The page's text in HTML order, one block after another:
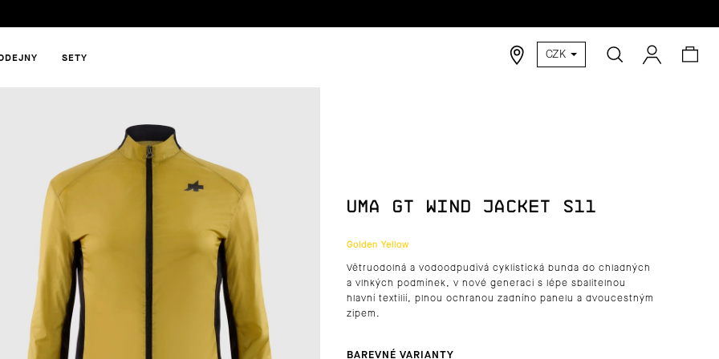
SETY CZK Hledat
UMA GT WIND JACKET S11
Golden Yellow
Větruodolná a vodoodpudivá cyklistická bunda do chladných
a vlhkých podmínek, v nové generaci s lépe sbalitelnou
hlavní textilií, plnou ochranou zadního panelu a dvoucestným
zipem.
HLEDAT
DOPORUČUJEME